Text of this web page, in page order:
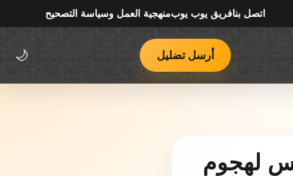
اتصل بنافريق يوب يوبمنهجية العمل وسياسة التصحيح
أرسل تضليل 🌙
لهجوم